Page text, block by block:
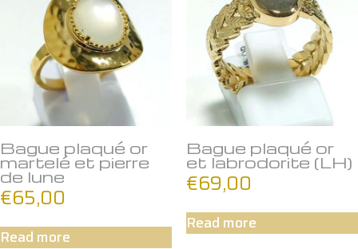
Bague plaqué or
martelé et pierre
de lune
€65,00
Read more
Bague plaqué or
et labrodorite (LH)
€69,00
Read more